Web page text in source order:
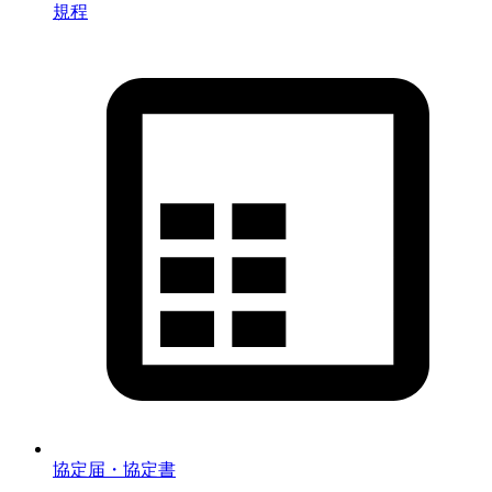
規程
協定届・協定書